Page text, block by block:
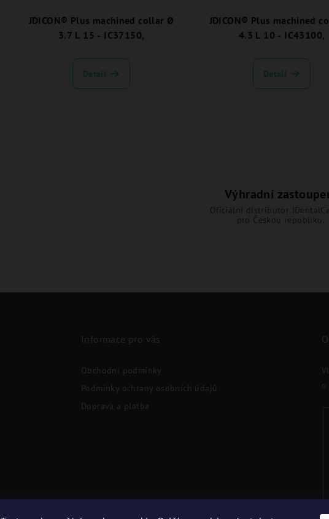
JDICON® Plus machined collar Ø
3.7 L 15 - IC37150,
Detail
JDICON® Plus machined
4.3 L 10 - IC43100,
Detail
Výhradní
Oficiální distributor
pro Českou republiku.
Informace pro vás
Obchodní podmínky
Podmínky ochrany osobních údajů
Doprava a platba
o